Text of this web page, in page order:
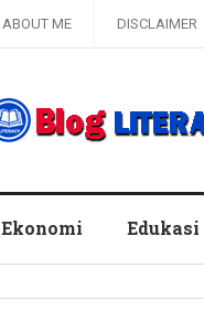
ABOUT ME DISCLAIMER
Ekonomi Edukasi